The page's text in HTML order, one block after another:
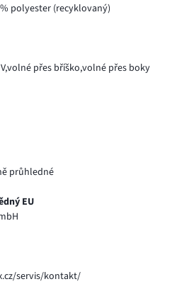
polyester (recyklovaný)
přes bříško,volné přes boky
průhledné
EU
servis/kontakt/